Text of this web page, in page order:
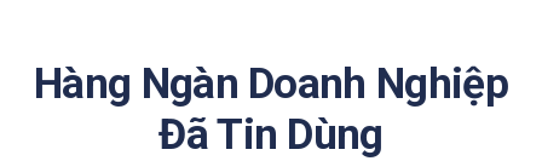
Hàng Ngàn Doanh Nghiệp
Đã Tin Dùng